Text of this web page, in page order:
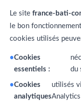
Le site france-bati-
le bon
cookies utilisés
Cookies
essentiels :
du
Cookies
analytiques
utilisés